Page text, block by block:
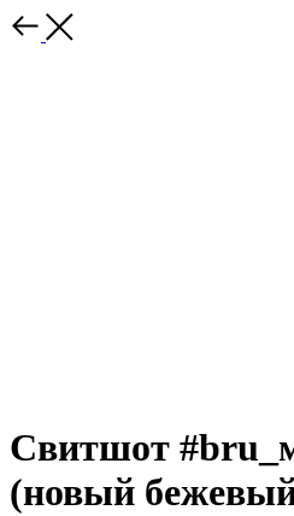
Свитшот
(новый